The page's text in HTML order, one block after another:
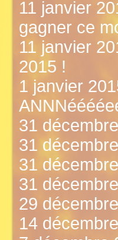
11 janvier
gagner ce
11 janvier
2015 !
1 janvier
31
31
31
31
29
14